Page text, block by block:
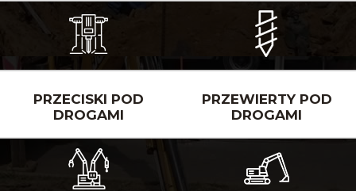
PRZECISKI POD
DROGAMI
PRZEWIERTY POD
DROGAMI